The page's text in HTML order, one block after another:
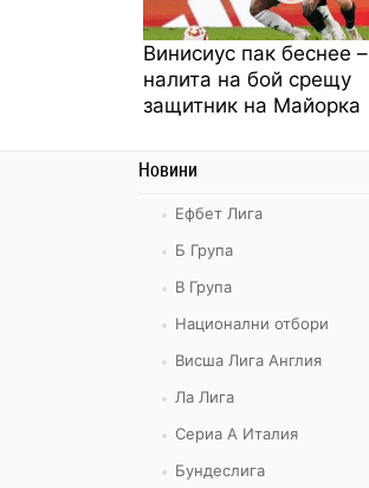
Винисиус пак беснее –
налита на бой срещу
защитник на Майорка
Новини
Ефбет Лига
Б Група
В Група
Национални отбори
Висша Лига Англия
Ла Лига
Сериа А Италия
Бундеслига